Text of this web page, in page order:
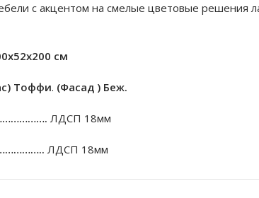
с акцентом на смелые цветовые решения
см
Тоффи. (Фасад ) Беж.
ЛДСП 18мм
ЛДСП 18мм